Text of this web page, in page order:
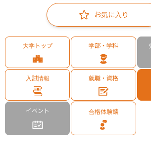
お気に入り
大学トップ 学部・学科
入試情報 就職・資格
イベント 合格体験談